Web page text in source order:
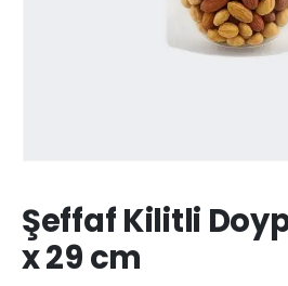
Şeffaf Kilitli
x 29 cm